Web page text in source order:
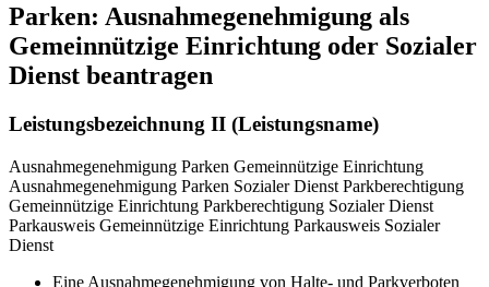
Parken: Ausnahmegenehmigung als
Gemeinnützige Einrichtung oder Sozialer
Dienst beantragen
Leistungsbezeichnung II (Leistungsname)
Ausnahmegenehmigung Parken Gemeinnützige Einrichtung
Ausnahmegenehmigung Parken Sozialer Dienst Parkberechtigung
Gemeinnützige Einrichtung Parkberechtigung Sozialer Dienst
Parkausweis Gemeinnützige Einrichtung Parkausweis Sozialer
Dienst
Eine Ausnahmegenehmigung von Halte- und Parkverboten